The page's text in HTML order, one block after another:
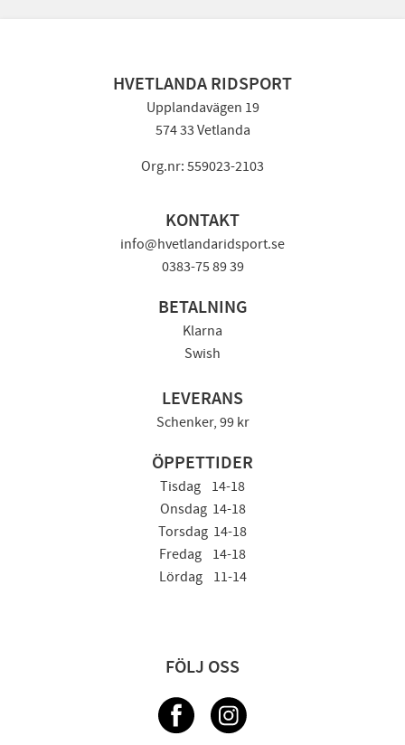
HVETLANDA RIDSPORT
Upplandavägen 19
574 33 Vetlanda
Org.nr: 559023-2103
KONTAKT
info@hvetlandaridsport.se
0383-75 89 39
BETALNING
Klarna
Swish
LEVERANS
Schenker, 99 kr
ÖPPETTIDER
Tisdag 14-18
Onsdag 14-18
Torsdag 14-18
Fredag 14-18
Lördag 11-14
FÖLJ OSS